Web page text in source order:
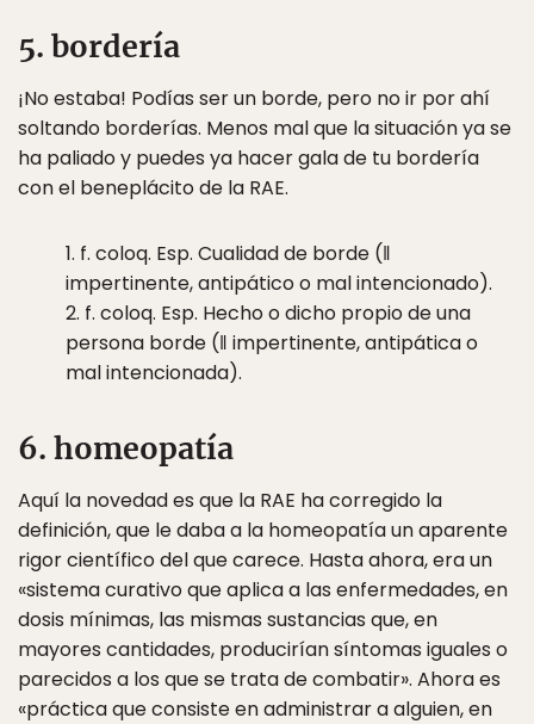
5. bordería
¡No estaba! Podías ser un borde, pero no ir por ahí
soltando borderías. Menos mal que la situación ya se
ha paliado y puedes ya hacer gala de tu bordería
con el beneplácito de la RAE.
1. f. coloq. Esp. Cualidad de borde (‖
impertinente, antipático o mal intencionado).
2. f. coloq. Esp. Hecho o dicho propio de una
persona borde (‖ impertinente, antipática o
mal intencionada).
6. homeopatía
Aquí la novedad es que la RAE ha corregido la
definición, que le daba a la homeopatía un aparente
rigor científico del que carece. Hasta ahora, era un
«sistema curativo que aplica a las enfermedades, en
dosis mínimas, las mismas sustancias que, en
mayores cantidades, producirían síntomas iguales o
parecidos a los que se trata de combatir». Ahora es
«práctica que consiste en administrar a alguien, en